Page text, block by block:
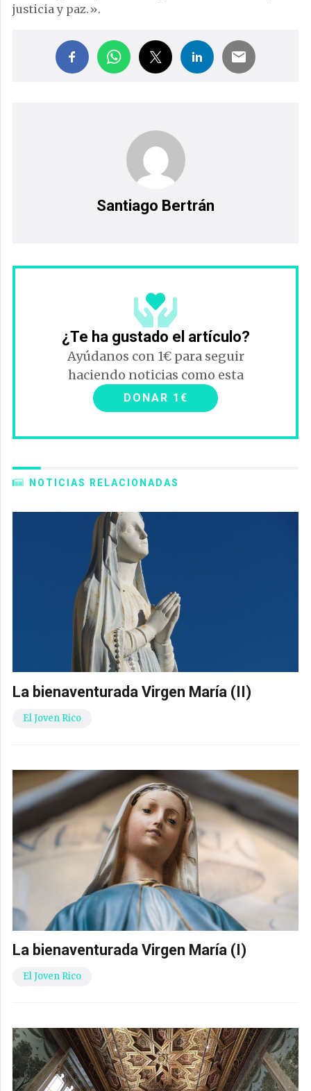
justicia y paz.».
Santiago Bertrán
¿Te ha gustado el artículo?
Ayúdanos con 1€ para seguir
haciendo noticias como esta
DONAR 1€
NOTICIAS RELACIONADAS
La bienaventurada Virgen María (II)
El Joven Rico
La bienaventurada Virgen María (I)
El Joven Rico